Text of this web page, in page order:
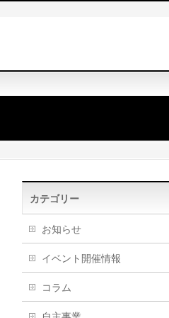
カテゴリー
お知らせ
イベント開催情報
コラム